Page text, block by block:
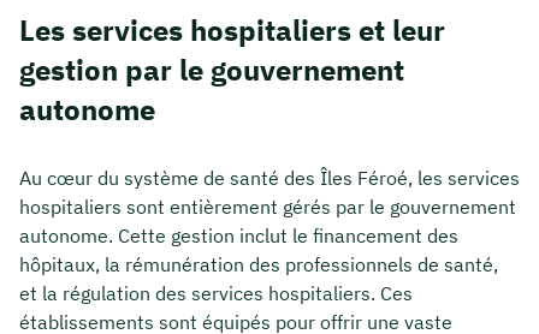
Les services hospitaliers et leur
gestion par le gouvernement
autonome
Au cœur du système de santé des Îles Féroé, les services
hospitaliers sont entièrement gérés par le gouvernement
autonome. Cette gestion inclut le financement des
hôpitaux, la rémunération des professionnels de santé,
et la régulation des services hospitaliers. Ces
établissements sont équipés pour offrir une vaste